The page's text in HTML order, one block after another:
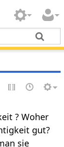
? Woher
gut?
sie